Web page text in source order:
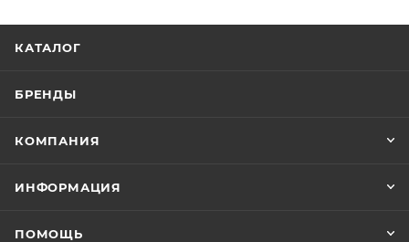
КАТАЛОГ
БРЕНДЫ
КОМПАНИЯ
ИНФОРМАЦИЯ
ПОМОЩЬ